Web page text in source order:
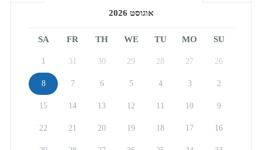
אוגוסט 2026
SU
MO
TU
WE
TH
FR
SA
26
27
28
29
30
31
1
2
3
4
5
6
7
8
9
10
11
12
13
14
15
16
17
18
19
20
21
22